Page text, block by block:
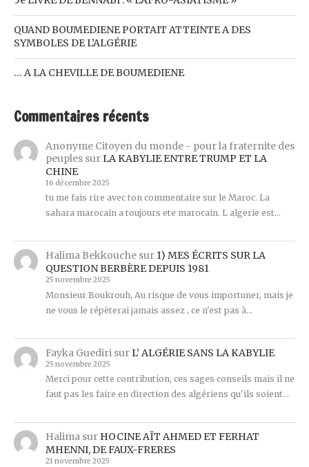
QUAND BOUMEDIENE PORTAIT ATTEINTE A DES
SYMBOLES DE L’ALGÉRIE
… A LA CHEVILLE DE BOUMEDIENE
Commentaires récents
Anonyme Citoyen du monde - pour la fraternite des
peuplessur LA KABYLIE ENTRE TRUMP ET LA
CHINE
16 décembre 2025
tu me fais rire avec ton commentaire sur le Maroc. La
sahara marocain a toujours ete marocain. L algerie est…
Halima Bekkouchesur 1) MES ÉCRITS SUR LA
QUESTION BERBÈRE DEPUIS 1981
25 novembre 2025
Monsieur Boukrouh, Au risque de vous importuner, mais je
ne vous le répèterai jamais assez , ce n'est pas à…
Fayka Guedirisur L’ ALGÉRIE SANS LA KABYLIE
25 novembre 2025
Merci pour cette contribution, ces sages conseils mais il ne
faut pas les faire en direction des algériens qu'ils soient…
Halimasur HOCINE AÏT AHMED ET FERHAT
MHENNI, DE FAUX-FRERES
21 novembre 2025